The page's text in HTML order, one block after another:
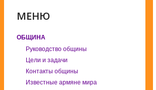
МЕНЮ
ОБЩИНА
Руководство общины
Цели и задачи
Контакты общины
Известные армяне мира